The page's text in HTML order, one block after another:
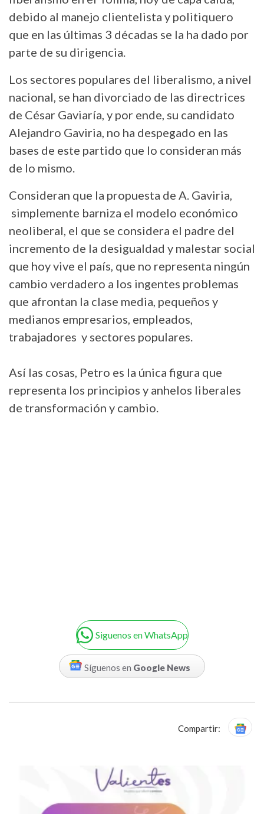
debido al manejo clientelista y politiquero
que en las últimas 3 décadas se la ha dado por
parte de su dirigencia.
Los sectores populares del liberalismo, a nivel
nacional, se han divorciado de las directrices
de César Gaviaría, y por ende, su candidato
Alejandro Gaviria, no ha despegado en las
bases de este partido que lo consideran más
de lo mismo.
Consideran que la propuesta de A. Gaviria,
simplemente barniza el modelo económico
neoliberal, el que se considera el padre del
incremento de la desigualdad y malestar social
que hoy vive el país, que no representa ningún
cambio verdadero a los ingentes problemas
que afrontan la clase media, pequeños y
medianos empresarios, empleados,
trabajadores y sectores populares.
Así las cosas, Petro es la única figura que
representa los principios y anhelos liberales
de transformación y cambio.
Siguenos en WhatsApp
Síguenos en Google News
Compartir: